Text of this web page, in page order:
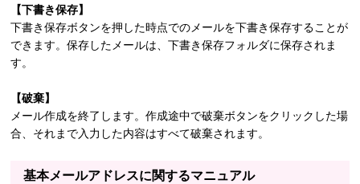
【下書き保存】
下書き保存ボタンを押した時点でのメールを下書き保存することが
できます。保存したメールは、下書き保存フォルダに保存されま
す。
【破棄】
メール作成を終了します。作成途中で破棄ボタンをクリックした場
合、それまで入力した内容はすべて破棄されます。
基本メールアドレスに関するマニュアル